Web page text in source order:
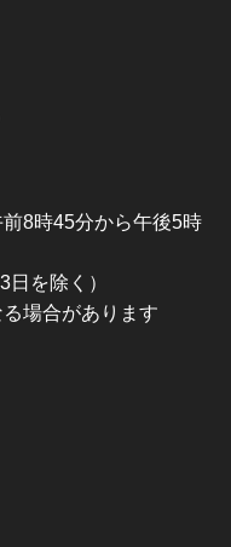
8時45分から午後5時
日を除く）
場合があります